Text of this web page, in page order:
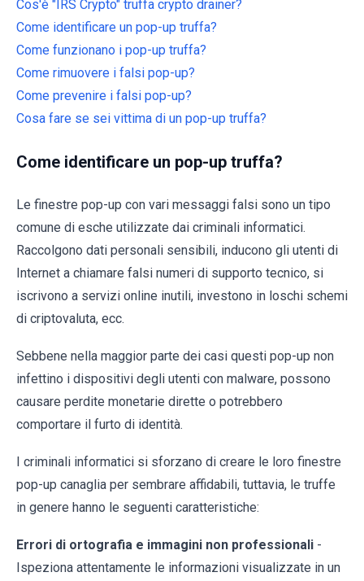
Cos'è "IRS Crypto" truffa crypto drainer?
Come identificare un pop-up truffa?
Come funzionano i pop-up truffa?
Come rimuovere i falsi pop-up?
Come prevenire i falsi pop-up?
Cosa fare se sei vittima di un pop-up truffa?
Come identificare un pop-up truffa?
Le finestre pop-up con vari messaggi falsi sono un tipo
comune di esche utilizzate dai criminali informatici.
Raccolgono dati personali sensibili, inducono gli utenti di
Internet a chiamare falsi numeri di supporto tecnico, si
iscrivono a servizi online inutili, investono in loschi schemi
di criptovaluta, ecc.
Sebbene nella maggior parte dei casi questi pop-up non
infettino i dispositivi degli utenti con malware, possono
causare perdite monetarie dirette o potrebbero
comportare il furto di identità.
I criminali informatici si sforzano di creare le loro finestre
pop-up canaglia per sembrare affidabili, tuttavia, le truffe
in genere hanno le seguenti caratteristiche:
Errori di ortografia e immagini non professionali -
Ispeziona attentamente le informazioni visualizzate in un